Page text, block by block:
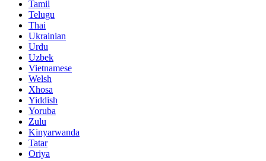
Tamil
Telugu
Thai
Ukrainian
Urdu
Uzbek
Vietnamese
Welsh
Xhosa
Yiddish
Yoruba
Zulu
Kinyarwanda
Tatar
Oriya